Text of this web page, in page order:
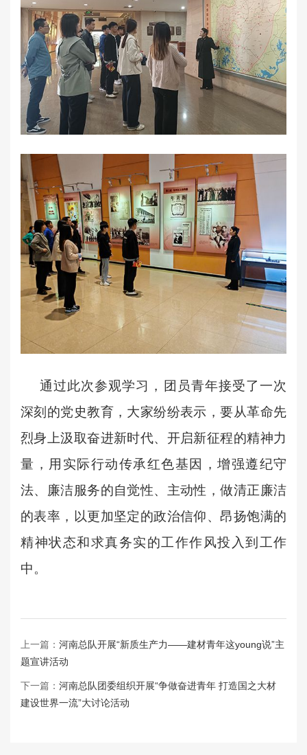
通过此次参观学习，团员青年接受了一次
深刻的党史教育，大家纷纷表示，要从革命先
烈身上汲取奋进新时代、开启新征程的精神力
量，用实际行动传承红色基因， 增强遵纪守
法、廉洁服务的自觉性、主动性，做清正廉洁
的表率， 以更加坚定的政治信仰、昂扬饱满的
精神状态和求真务实的工作作风投入到工作
中。
上一篇： 河南总队开展“新质生产力——建材青年这young说”主
题宣讲活动
下一篇： 河南总队团委组织开展“争做奋进青年 打造国之大材
建设世界一流”大讨论活动